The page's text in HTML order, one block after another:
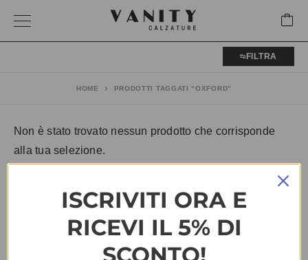
FILTRA
HOME PRODOTTI TAGGATI “OXFORD”
Non è stato trovato nessun prodotto che corrisponde
alla tua selezione.
ISCRIVITI ORA E
RICEVI IL 5% DI